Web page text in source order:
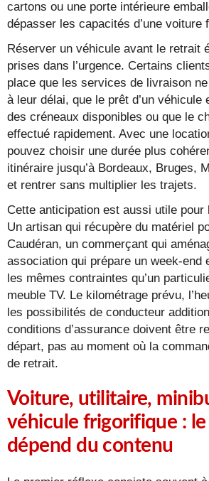
cartons ou une porte intérieure
dépasser les capacités d’une voiture
Réserver un véhicule avant le retrait
prises dans l’urgence. Certains
place que les services de livraison
à leur délai, que le prêt d’un véhicule
des créneaux disponibles ou que le
effectué rapidement. Avec une
pouvez choisir une durée plus
itinéraire jusqu’à Bordeaux, Bruges,
et rentrer sans multiplier les trajets.
Cette anticipation est aussi utile pour
Un artisan qui récupère du matériel
Caudéran, un commerçant qui
association qui prépare un week-end
les mêmes contraintes qu’un
meuble TV. Le kilométrage prévu,
les possibilités de conducteur
conditions d’assurance doivent être
départ, pas au moment où la
de retrait.
Voiture, utilitaire,
véhicule frigorifique :
dépend du contenu